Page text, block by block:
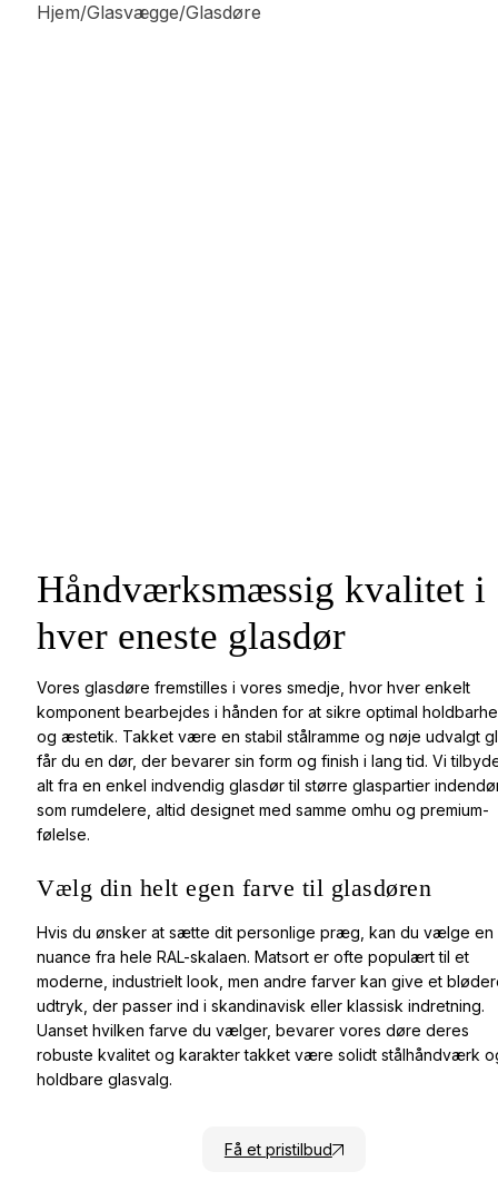
Hjem/Glasvægge/Glasdøre
Håndværksmæssig kvalitet i
hver eneste glasdør
Vores glasdøre fremstilles i vores smedje, hvor hver enkelt
komponent bearbejdes i hånden for at sikre optimal
og æstetik. Takket være en stabil stålramme og nøje udvalgt
får du en dør, der bevarer sin form og finish i lang tid. Vi
alt fra en enkel indvendig glasdør til større glaspartier
som rumdelere, altid designet med samme omhu og premium-
følelse.
Vælg din helt egen farve til glasdøren
Hvis du ønsker at sætte dit personlige præg, kan du vælge en
nuance fra hele RAL-skalaen. Matsort er ofte populært til et
moderne, industrielt look, men andre farver kan give et
udtryk, der passer ind i skandinavisk eller klassisk indretning.
Uanset hvilken farve du vælger, bevarer vores døre deres
robuste kvalitet og karakter takket være solidt stålhåndværk
holdbare glasvalg.
Få et pristilbud